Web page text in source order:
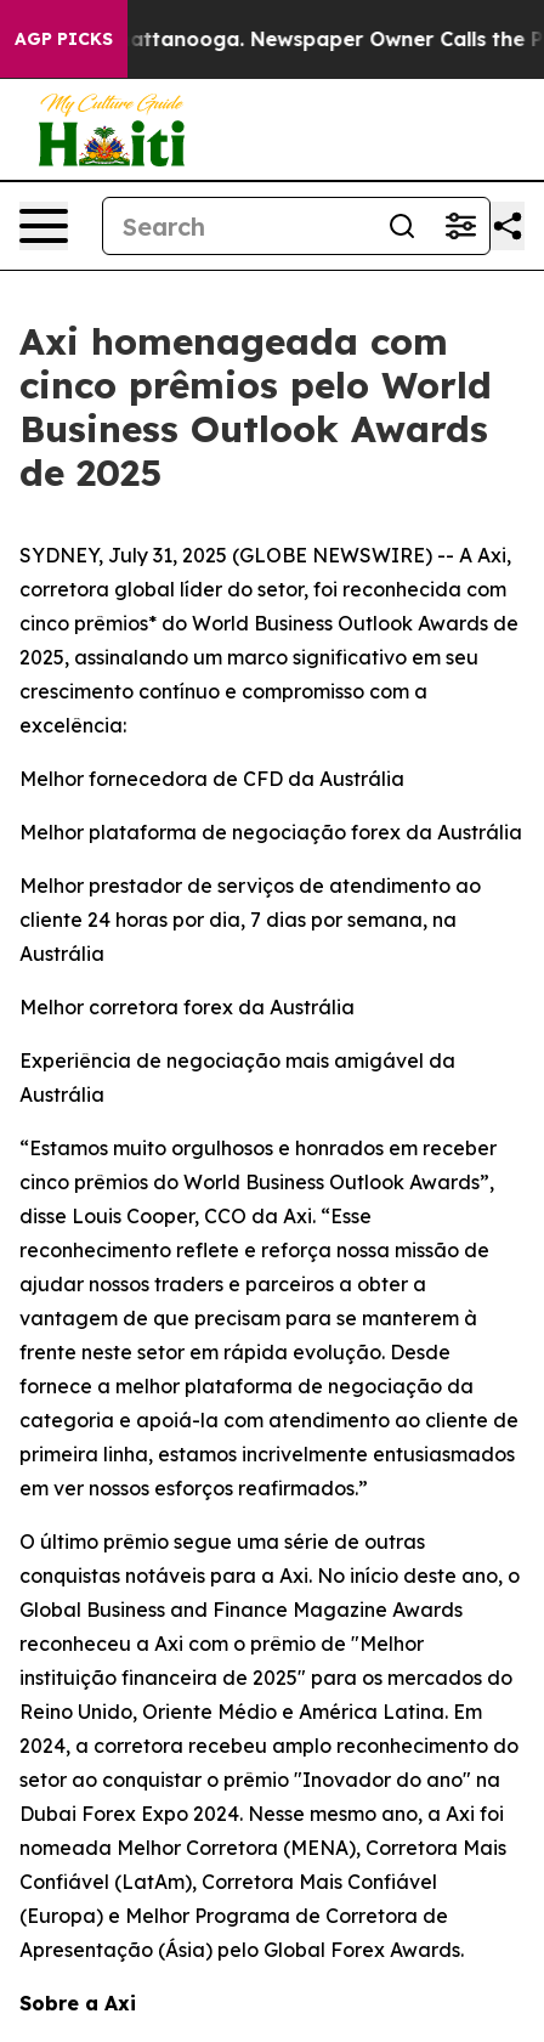
AGP PICKS
in Chattanooga. Newspaper Owner Calls the
Axi homenageada com
cinco prêmios pelo World
Business Outlook Awards
de 2025
SYDNEY, July 31, 2025 (GLOBE NEWSWIRE) -- A Axi,
corretora global líder do setor, foi reconhecida com
cinco prêmios* do World Business Outlook Awards de
2025, assinalando um marco significativo em seu
crescimento contínuo e compromisso com a
excelência:
Melhor fornecedora de CFD da Austrália
Melhor plataforma de negociação forex da Austrália
Melhor prestador de serviços de atendimento ao
cliente 24 horas por dia, 7 dias por semana, na
Austrália
Melhor corretora forex da Austrália
Experiência de negociação mais amigável da
Austrália
“Estamos muito orgulhosos e honrados em receber
cinco prêmios do World Business Outlook Awards”,
disse Louis Cooper, CCO da Axi. “Esse
reconhecimento reflete e reforça nossa missão de
ajudar nossos traders e parceiros a obter a
vantagem de que precisam para se manterem à
frente neste setor em rápida evolução. Desde
fornece a melhor plataforma de negociação da
categoria e apoiá-la com atendimento ao cliente de
primeira linha, estamos incrivelmente entusiasmados
em ver nossos esforços reafirmados.”
O último prêmio segue uma série de outras
conquistas notáveis para a Axi. No início deste ano, o
Global Business and Finance Magazine Awards
reconheceu a Axi com o prêmio de "Melhor
instituição financeira de 2025" para os mercados do
Reino Unido, Oriente Médio e América Latina. Em
2024, a corretora recebeu amplo reconhecimento do
setor ao conquistar o prêmio "Inovador do ano" na
Dubai Forex Expo 2024. Nesse mesmo ano, a Axi foi
nomeada Melhor Corretora (MENA), Corretora Mais
Confiável (LatAm), Corretora Mais Confiável
(Europa) e Melhor Programa de Corretora de
Apresentação (Ásia) pelo Global Forex Awards.
Sobre a Axi